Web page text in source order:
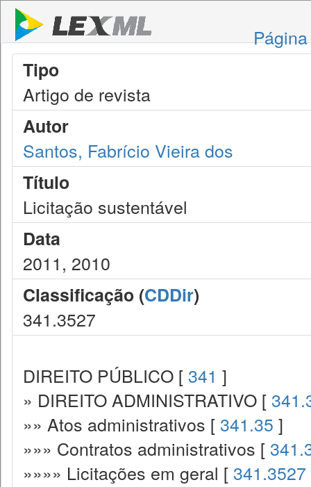
Tipo
Artigo de revista
Autor
Santos, Fabrício Vieira dos
Título
Licitação sustentável
Data
2011, 2010
Classificação (CDDir)
341.3527
DIREITO PÚBLICO [ 341 ]
» DIREITO ADMINISTRATIVO [
»» Atos administrativos [ 341.35 ]
»»» Contratos administrativos [
»»»» Licitações em geral [ 341.3527